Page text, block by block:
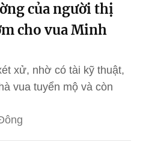
của người thị
cho vua Minh
xử, nhờ có tài kỹ thuật,
vua tuyển mộ và còn